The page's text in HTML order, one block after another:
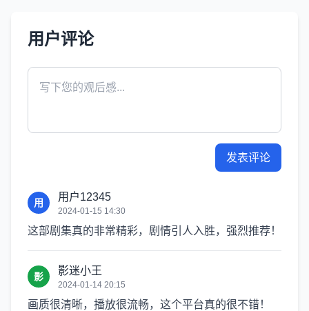
用户评论
发表评论
用 用户12345
2024-01-15 14:30
这部剧集真的非常精彩，剧情引人入胜，强烈推荐！
影 影迷小王
2024-01-14 20:15
画质很清晰，播放很流畅，这个平台真的很不错！